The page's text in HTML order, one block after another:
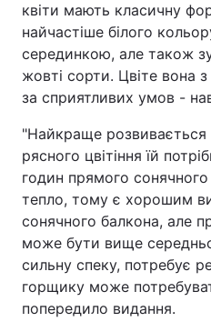
квіти мають класичну
найчастіше білого
серединкою, але також
жовті сорти. Цвіте вона
за сприятливих умов -
"Найкраще розвивається
рясного цвітіння їй
годин прямого
тепло, тому є хорошим
сонячного балкона, але
може бути вище
сильну спеку, потребує
горщику може
попередило видання.